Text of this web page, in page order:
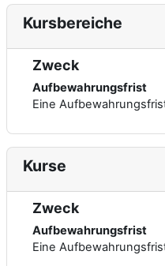
Kursbereiche
Zweck
Aufbewahrungsfrist
Eine
Kurse
Zweck
Aufbewahrungsfrist
Eine